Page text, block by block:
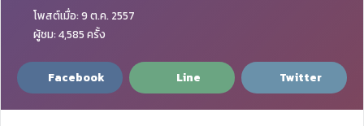
โพสต์เมื่อ: 9 ต.ค. 2557
ผู้ชม: 4,585 ครั้ง
Facebook Line Twitter